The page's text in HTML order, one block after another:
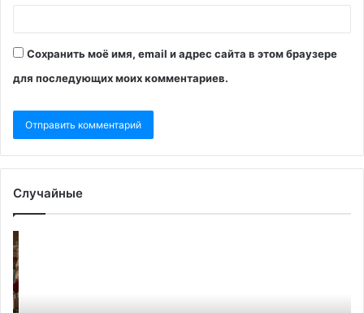
Сохранить моё имя, email и адрес сайта в этом браузере
для последующих моих комментариев.
Случайные
Евросоюз
согласовал
девятый
пакет
санкций